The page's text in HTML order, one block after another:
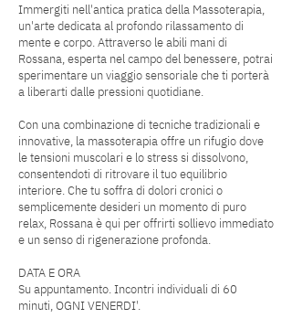
Immergiti nell'antica pratica della Massoterapia,
un'arte dedicata al profondo rilassamento di
mente e corpo. Attraverso le abili mani di
Rossana, esperta nel campo del benessere, potrai
sperimentare un viaggio sensoriale che ti porterà
a liberarti dalle pressioni quotidiane.
Con una combinazione di tecniche tradizionali e
innovative, la massoterapia offre un rifugio dove
le tensioni muscolari e lo stress si dissolvono,
consentendoti di ritrovare il tuo equilibrio
interiore. Che tu soffra di dolori cronici o
semplicemente desideri un momento di puro
relax, Rossana è qui per offrirti sollievo immediato
e un senso di rigenerazione profonda.
DATA E ORA
Su appuntamento. Incontri individuali di 60
minuti, OGNI VENERDI'.